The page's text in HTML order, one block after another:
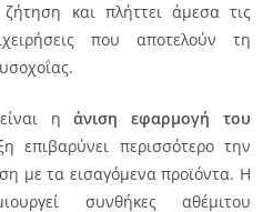
ζήτηση και πλήττει άμεσα τις
που αποτελούν τη
είναι ηάνιση εφαρμογή του
επιβαρύνει περισσότερο την
με τα εισαγόμενα προϊόντα. Η
συνθήκες αθέμιτου